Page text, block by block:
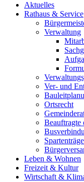
Aktuelles
Rathaus & Service
Verwaltung
Ver- und
Ortsrecht
Beauftragte
Leben & Wohnen
Freizeit & Kultur
Wirtschaft &